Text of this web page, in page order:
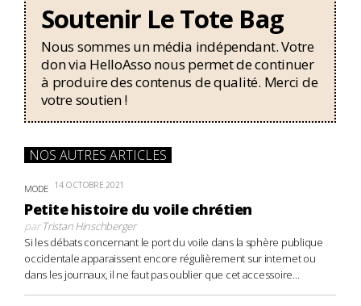
Soutenir Le Tote Bag
Nous sommes un média indépendant. Votre
don via HelloAsso nous permet de continuer
à produire des contenus de qualité. Merci de
votre soutien !
NOS AUTRES ARTICLES
MODE 14 OCTOBRE 2021
Petite histoire du voile chrétien
parTristan Hinschberger
Si les débats concernant le port du voile dans la sphère publique
occidentale apparaissent encore régulièrement sur internet ou
dans les journaux, il ne faut pas oublier que cet accessoire...